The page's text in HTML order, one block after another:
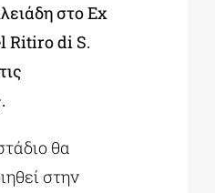
στο Ex
Ritiro di S.
θα
στην